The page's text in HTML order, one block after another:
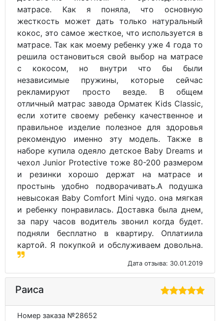
матрасе. Как я поняла, что основную
жесткость может дать только натуральный
кокос, это самое жесткое, что используется в
матрасе. Так как моему ребенку уже 4 года то
решила остановиться свой выбор на матрасе
с кокосом, но внутри что бы были
независимые пружины, которые сейчас
рекламируют просто везде. В общем
отличный матрас завода Орматек Kids Classic,
если хотите своему ребенку качественное и
правильное изделие полезное для здоровья
рекомендую именно эту модель. Также в
наборе купила одеяло детское Baby Dreams и
чехол Junior Protective тоже 80-200 размером
и резинки хорошо держат на матрасе и
простынь удобно подворачивать.А подушка
невысокая Baby Comfort Mini чудо. она мягкая
и ребенку понравилась. Доставка была днем,
за пару часов водитель звонил когда будет.
подняли бесплатно в квартиру. Оплатиила
картой. Я покупкой и обслуживаем довольна.
Дата отзыва: 30.01.2019
Раиса
Номер заказа №28652